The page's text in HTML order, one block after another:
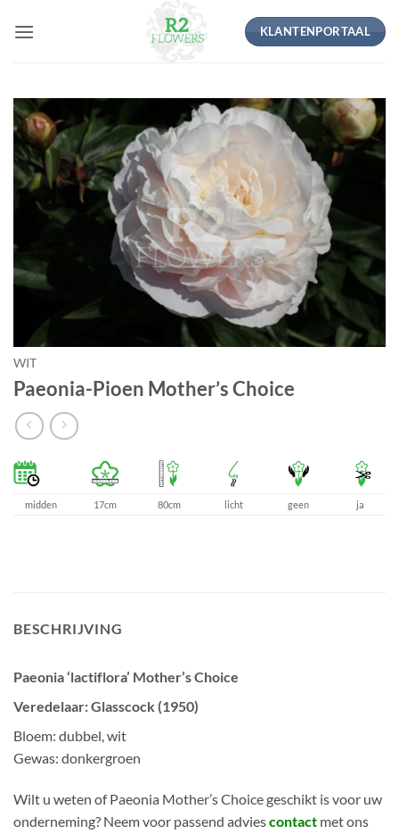
naar
KLANTENPORTAAL
WIT
Paeonia-Pioen Mother’s Choice
midden 17cm 80cm licht geen ja
BESCHRIJVING
Paeonia ‘lactiflora’ Mother’s Choice
Veredelaar: Glasscock (1950)
Bloem: dubbel, wit
Gewas: donkergroen
Wilt u weten of Paeonia Mother’s Choice geschikt is voor uw
onderneming? Neem voor passend adviescontact met ons